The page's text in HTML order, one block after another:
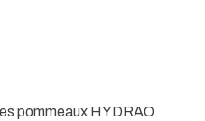
pommeaux HYDRAO